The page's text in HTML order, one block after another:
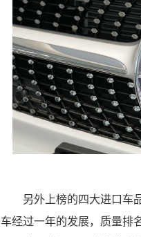
另外上榜的四大进口车
车经过一年的发展，质量排